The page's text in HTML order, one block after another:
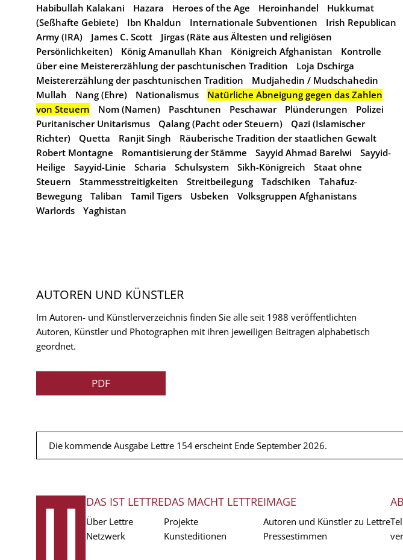
Habibullah Kalakani
Hazara Heroes of the Age Heroinhandel
Hukkumat
(Seßhafte Gebiete)
Ibn Khaldun Internationale Subventionen
Irish Republican
Army (IRA)
James C. Scott
Jirgas (Räte aus Ältesten und religiösen
Persönlichkeiten)
König Amanullah Khan Königreich Afghanistan
Kontrolle
über eine Meistererzählung der paschtunischen Tradition
Loja Dschirga
Meistererzählung der paschtunischen Tradition
Mudjahedin / Mudschahedin
Mullah
Nang (Ehre) Nationalismus
Natürliche Abneigung gegen das Zahlen
von Steuern
Nom (Namen) Paschtunen Peschawar Plünderungen
Polizei
Puritanischer Unitarismus
Qalang (Pacht oder Steuern)
Qazi (Islamischer
Richter)
Quetta Ranjit Singh
Räuberische Tradition der staatlichen Gewalt
Robert Montagne
Romantisierung der Stämme Sayyid Ahmad Barelwi
Sayyid-
Heilige
Sayyid-Linie Scharia Schulsystem Sikh-Königreich
Staat ohne
Steuern
Stammesstreitigkeiten Streitbeilegung Tadschiken
Tahafuz-
Bewegung
Taliban Tamil Tigers Usbeken
Volksgruppen Afghanistans
Warlords
Yaghistan
AUTOREN UND KÜNSTLER
Im Autoren- und Künstlerverzeichnis finden Sie alle seit 1988 veröffentlichten
Autoren, Künstler und Photographen mit ihren jeweiligen Beitragen alphabetisch
geordnet.
PDF
Die kommende Ausgabe Lettre 154 erscheint Ende September 2026.
FUSSZEILE
DAS IST LETTRE
Über Lettre
Netzwerk
DAS MACHT LETTRE
Projekte
Kunsteditionen
IMAGE
Autoren und Künstler zu Lettre
Pressestimmen